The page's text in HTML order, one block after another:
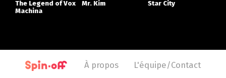
The Legend of Vox
Machina
Mr. Kim Star City
À propos L'équipe/Contact